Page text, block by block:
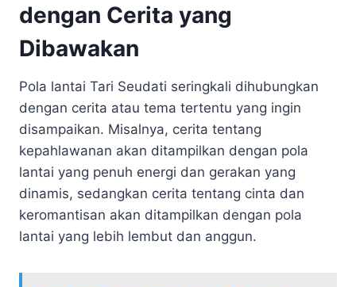
dengan Cerita yang
Dibawakan
Pola lantai Tari Seudati seringkali dihubungkan
dengan cerita atau tema tertentu yang ingin
disampaikan. Misalnya, cerita tentang
kepahlawanan akan ditampilkan dengan pola
lantai yang penuh energi dan gerakan yang
dinamis, sedangkan cerita tentang cinta dan
keromantisan akan ditampilkan dengan pola
lantai yang lebih lembut dan anggun.